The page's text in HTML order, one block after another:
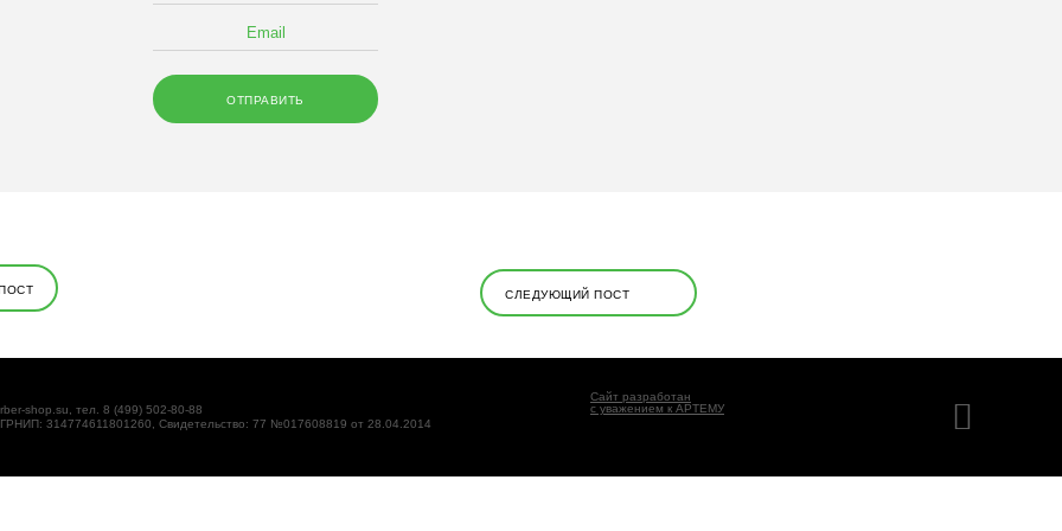
СЛЕДУЮЩИЙ ПОСТ
shop.su, тел. 8 (499) 502-80-88
314774611801260, Свидетельство: 77 №017608819 от 28.04.2014
Сайт разработан
с уважением к АРТЕМУ